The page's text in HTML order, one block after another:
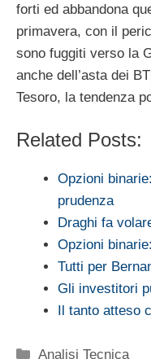
forti ed abbandona
primavera, con il
sono fuggiti verso la
anche dell’asta dei
Tesoro, la tendenza
Related Posts:
Opzioni
prudenza
Draghi fa
Opzioni
Tutti per
Gli investitori
Il tanto atteso
Categorie
Analisi Tecnica